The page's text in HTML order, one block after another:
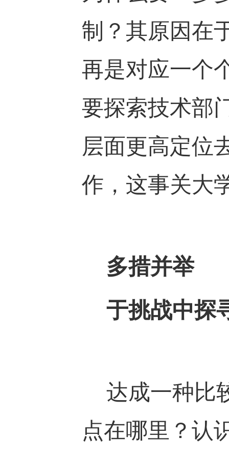
制？其原因在
再是对应一个
要探索技术部
层面更高定位
作，这事关大
多措并举
于挑战中探
达成一种比
点在哪里？认